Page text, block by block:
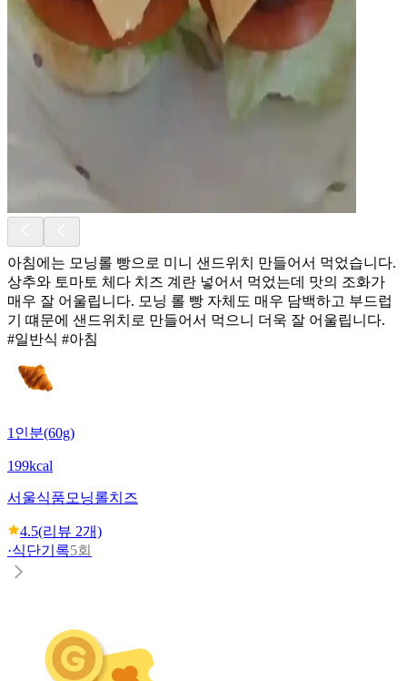
아침에는 모닝롤 빵으로 미니 샌드위치 만들어서 먹었습니다.
상추와 토마토 체다 치즈 계란 넣어서 먹었는데 맛의 조화가
매우 잘 어울립니다. 모닝 롤 빵 자체도 매우 담백하고 부드럽
기 떄문에 샌드위치로 만들어서 먹으니 더욱 잘 어울립니다.
#일반식 #아침
1인분(60g)
199kcal
서울식품 모닝롤치즈
4.5(리뷰 2개)
·식단기록5회